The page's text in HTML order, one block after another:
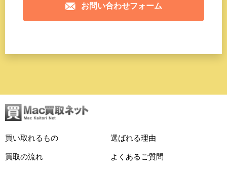
お問い合わせフォーム
買い取れるもの 選ばれる理由
買取の流れ よくあるご質問